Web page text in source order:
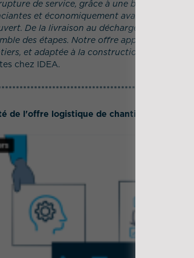
de service, grâce à une base déportée
et économiquement avantageuses.
De la livraison au déchargement et à
des étapes. Notre offre apporte une
et adaptée à la construction comme à la
chez IDEA.
de l'offre logistique de chantier by IDEA :